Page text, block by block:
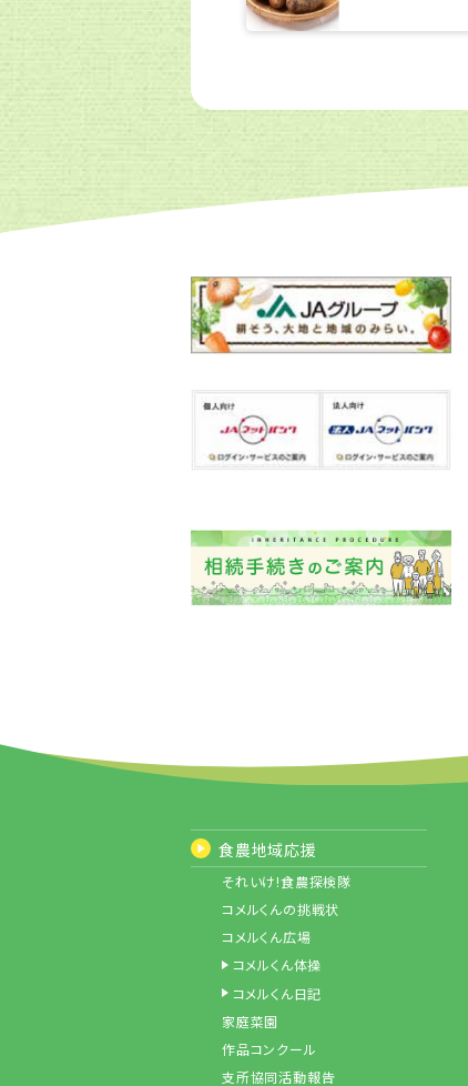
食農地域応援
それいけ!食農探検隊
コメルくんの挑戦状
コメルくん広場
コメルくん体操
コメルくん日記
家庭菜園
作品コンクール
支所協同活動報告